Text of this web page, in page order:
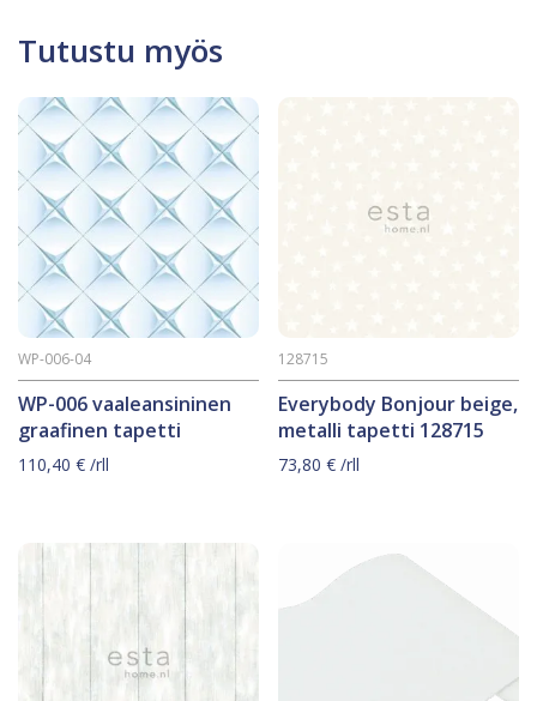
Tutustu myös
WP-006 vaaleansininen
graafinen tapetti
WP-006-04
110,40 € /rll
Everybody Bonjour beige,
metalli tapetti 128715
128715
73,80€ /rll